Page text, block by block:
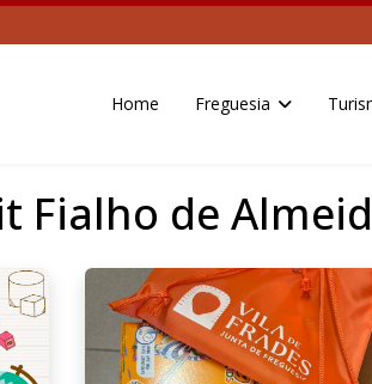
Home Freguesia
Fialho de